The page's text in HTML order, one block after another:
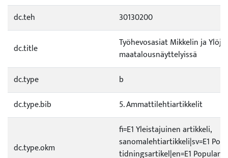
dc.teh
30130200
dc.title
Työhevosasiat Mikkelin ja
maatalousnäyttelyissä
dc.type
b
dc.type.bib
5. Ammattilehtiartikkelit
dc.type.okm
fi=E1 Yleistajuinen artikkeli,
sanomalehtiartikkeli|sv=E1
tidningsartikel|en=E1